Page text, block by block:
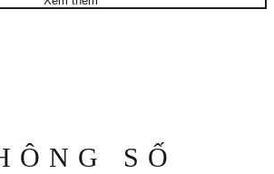
giữa các càng: 20mm. Khả năng
SỐ